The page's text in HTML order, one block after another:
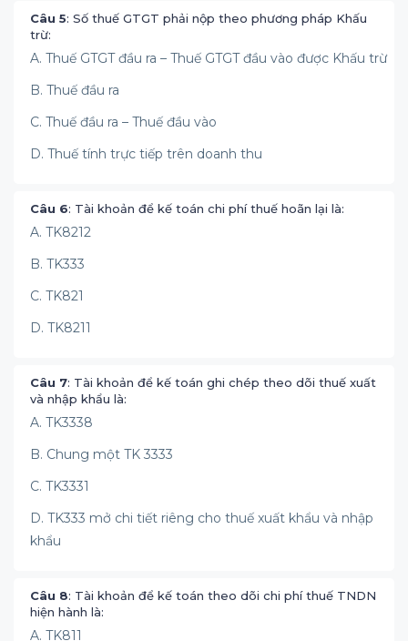
Câu 5: Số thuế GTGT phải nộp theo phương pháp Khấu
trừ:
A. Thuế GTGT đầu ra – Thuế GTGT đầu vào được Khấu trừ
B. Thuế đầu ra
C. Thuế đầu ra – Thuế đầu vào
D. Thuế tính trực tiếp trên doanh thu
Câu 6: Tài khoản để kế toán chi phí thuế hoãn lại là:
A. TK8212
B. TK333
C. TK821
D. TK8211
Câu 7: Tài khoản để kế toán ghi chép theo dõi thuế xuất
và nhập khẩu là:
A. TK3338
B. Chung một TK 3333
C. TK3331
D. TK333 mở chi tiết riêng cho thuế xuất khẩu và nhập
khẩu
Câu 8: Tài khoản để kế toán theo dõi chi phí thuế TNDN
hiện hành là:
A. TK811